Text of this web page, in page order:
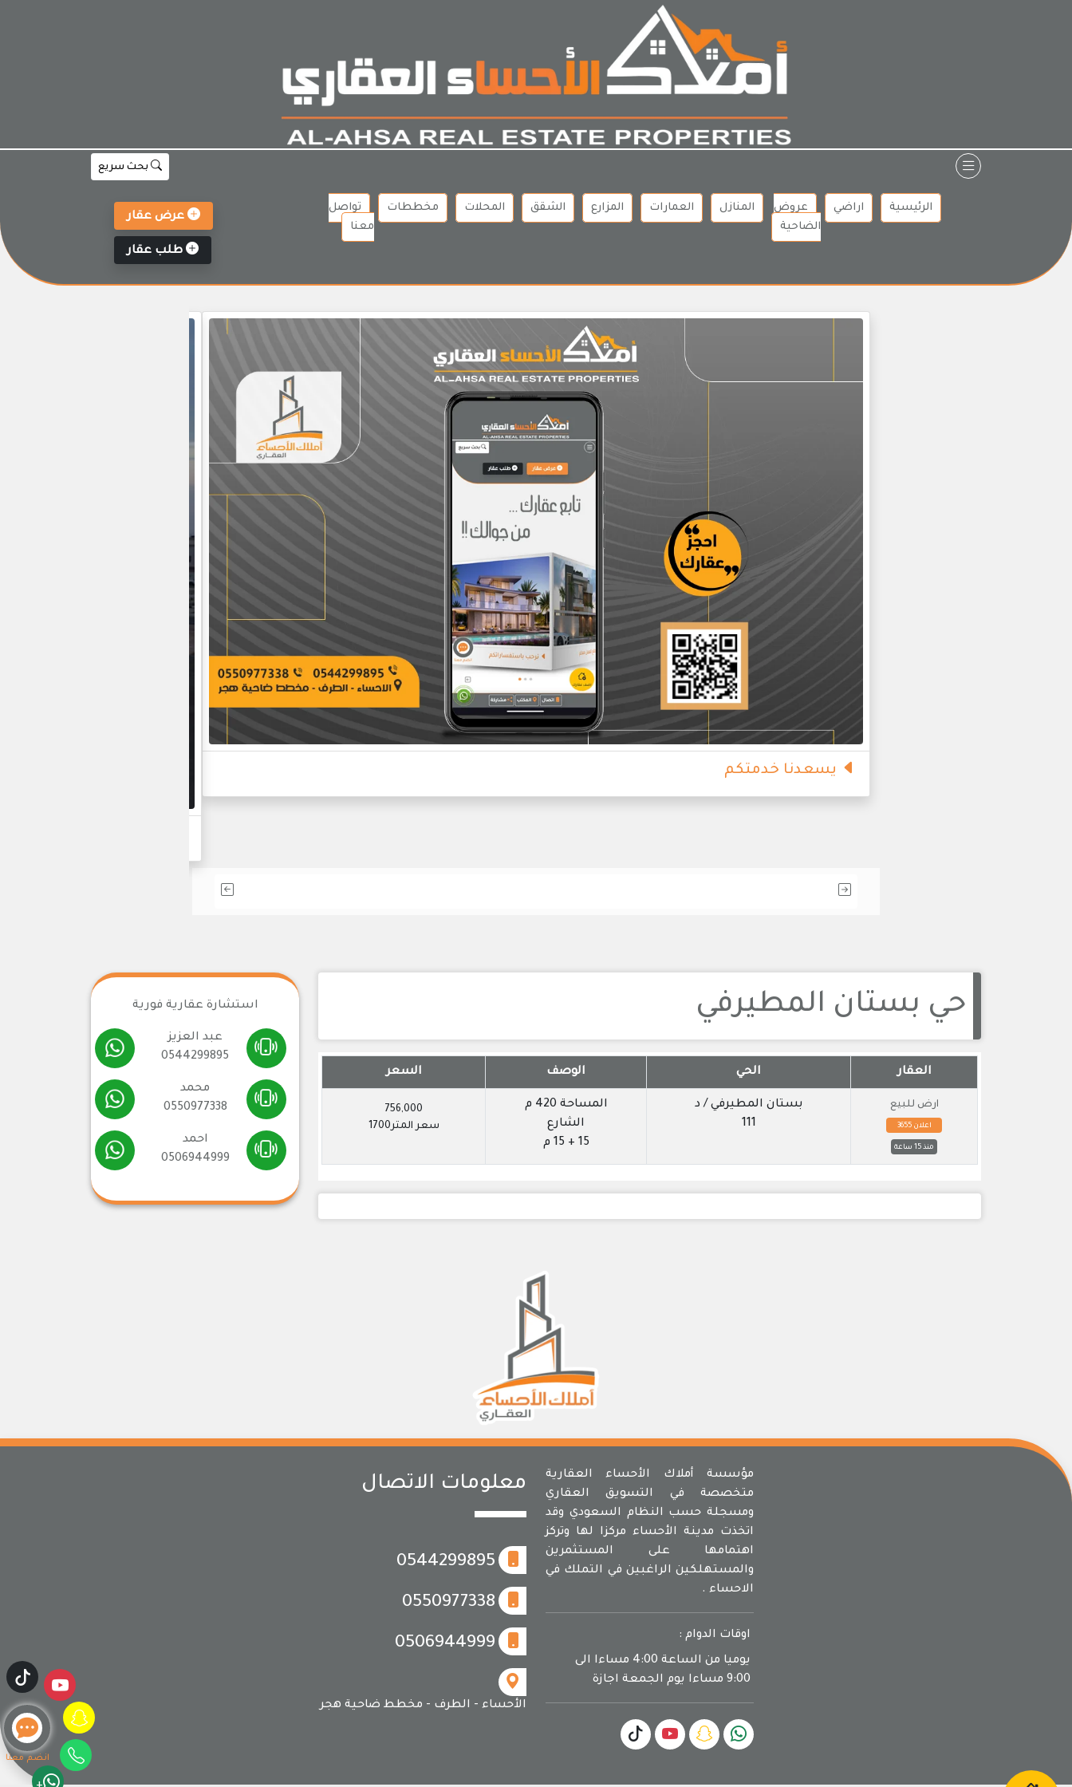
بحث سريع
الرئيسية اراضي
عروض
الضاحية
المنازل العمارات المزارع الشقق المحلات مخططات
تواصل
معنا
عرض عقار
طلب عقار
يسعدنا خدمتكم
حي بستان المطيرفي
العقار الحي الوصف السعر
ارض للبيع
اعلان 3655
منذ 15 ساعة
بستان المطيرفي / د
111
المساحة 420 م
الشارع
15 + 15 م
756,000
سعر المتر1700
استشارة عقارية فورية
عبد العزيز
0544299895
محمد
0550977338
احمد
0506944999
مؤسسة أملاك الأحساء العقارية
متخصصة في التسويق العقاري
ومسجلة حسب النظام السعودي وقد
اتخذت مدينة الأحساء مركزا لها وتركز
اهتمامها على المستثمرين
والمستهلكين الراغبين في التملك في
الاحساء .
اوقات الدوام :
يوميا من الساعة 4:00 مساءا الى
9:00 مساءا يوم الجمعة اجازة
معلومات الاتصال
0544299895
0550977338
0506944999
الأحساء - الطرف - مخطط ضاحية هجر
انضم معنا